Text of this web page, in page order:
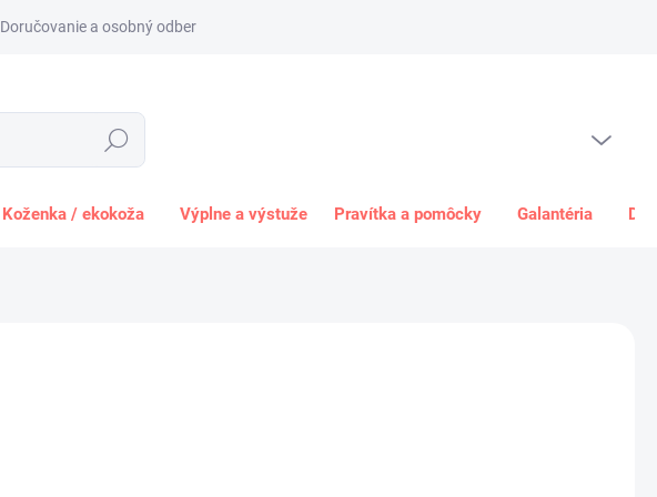
Doručovanie a osobný odber
Hľadať
Koženka / ekokoža Výplne a výstuže Pravítka a pomôcky Galantéria